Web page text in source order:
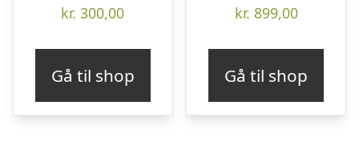
kr. 300,00
Gå til shop
kr. 899,00
Gå til shop